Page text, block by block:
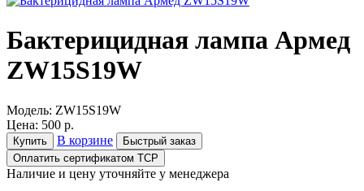
Бактерицидная лампа Армед
ZW15S19W
Модель: ZW15S19W
Цена: 500 р.
Купить В корзине
Быстрый заказ
Оплатить сертификатом ТСР
Наличие и цену уточняйте у менеджера